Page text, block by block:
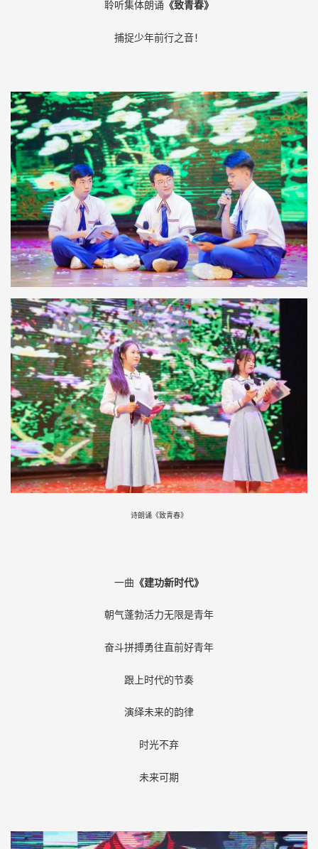
聆听集体朗诵 《致青春》
捕捉少年前行之音！
诗朗诵《致青春》
一曲 《建功新时代》
朝气蓬勃活力无限是青年
奋斗拼搏勇往直前好青年
跟上时代的节奏
演绎未来的韵律
时光不弃
未来可期